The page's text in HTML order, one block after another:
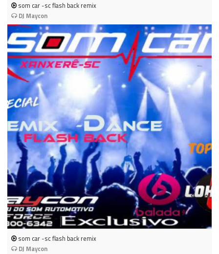
som car -sc flash back remix
DJ Maycon
som car -sc flash back remix
DJ Maycon